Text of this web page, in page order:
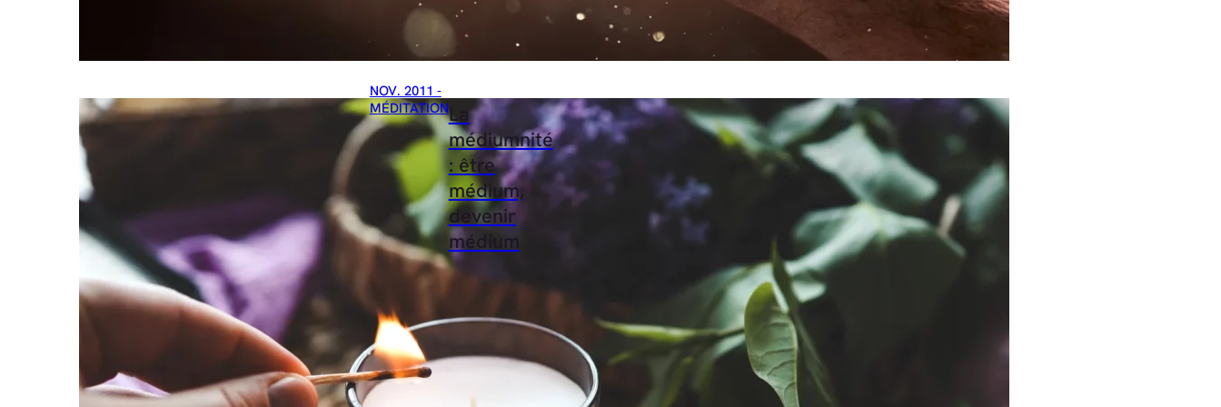
NOV. 2011 -
MÉDITATIONLa
médiumnité
: être
médium,
devenir
médium